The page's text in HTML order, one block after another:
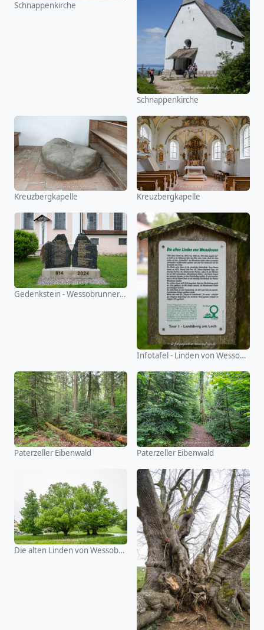
Schnappenkirche
Schnappenkirche
Kreuzbergkapelle Kreuzbergkapelle
Gedenkstein - Wessobrunner Gebet
Infotafel - Linden von Wessobrunn
Paterzeller Eibenwald Paterzeller Eibenwald
Die alten Linden von Wessobrunn